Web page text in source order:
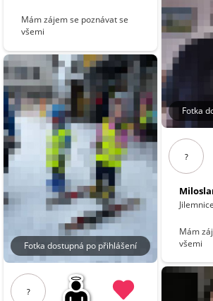
Mám zájem se poznávat se
všemi
Fotka dostupná po přihlášení
?
Fotka
?
Jilemnice
Mám
všemi